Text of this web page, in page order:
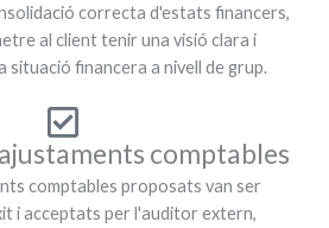
correcta d'estats financers,
al client tenir una visió clara i
situació financera a nivell de grup.
comptables
comptables proposats van ser
i acceptats per l'auditor extern,